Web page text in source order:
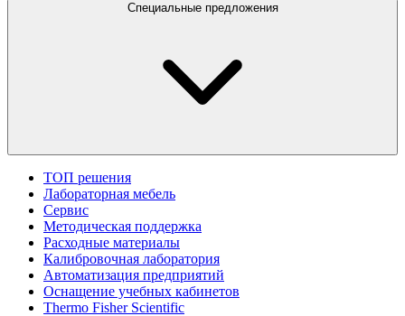
Специальные предложения
ТОП решения
Лабораторная мебель
Сервис
Методическая поддержка
Расходные материалы
Калибровочная лаборатория
Автоматизация предприятий
Оснащение учебных кабинетов
Thermo Fisher Scientific